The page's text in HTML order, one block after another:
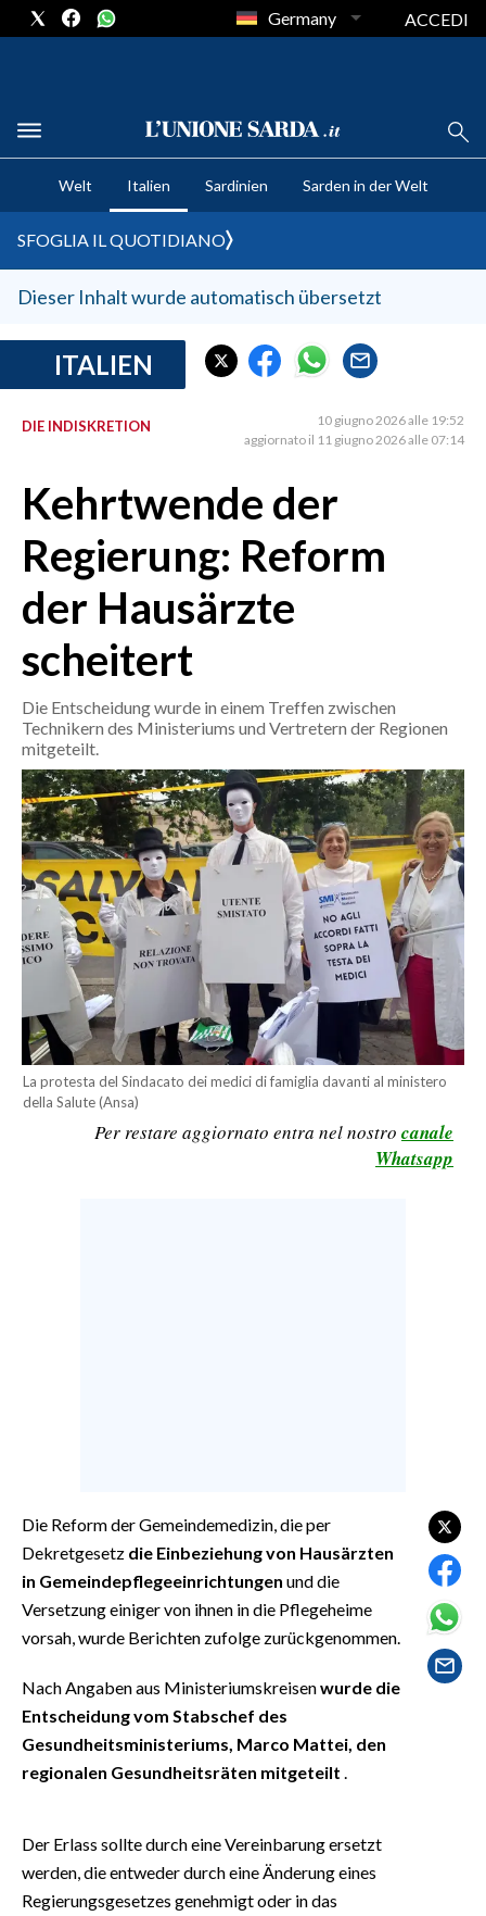
CRONACA SARDEGNA
CAGLIARI
SULCIS IGLESIENTE
MEDIO CAMPIDANO
SASSARI E PROVINCIA
GALLURA
NUORO E PROVINCIA
AGENDA
ITALIA
MONDO
POLITICA
ECONOMIA
SERVIZI ALLE IMPRESE
LAVORO
BANDI
SPORT IN SARDEGNA
SPORT
RISULTATI E CLASSIFICHE
CALCIO
CALCIO REGIONALE
BASKET
VOLLEY
#CARAUNIONE
INSULARITÀ
VIDEO
ABBONATI
PUBBLICITÀ
SPIAGGE
Germany ACCEDI
Welt Italien Sardinien Sarden in der Welt
SFOGLIA IL QUOTIDIANO
Dieser Inhalt wurde automatisch übersetzt
ITALIEN
DIE INDISKRETION
10 giugno 2026 alle 19:52
aggiornato il 11 giugno 2026 alle 07:14
Kehrtwende der
Regierung: Reform
der Hausärzte
scheitert
Die Entscheidung wurde in einem Treffen zwischen
Technikern des Ministeriums und Vertretern der Regionen
mitgeteilt.
La protesta del Sindacato dei medici di famiglia davanti al ministero
della Salute (Ansa)
Per restare aggiornato entra nel nostro canale
Whatsapp
Die Reform der Gemeindemedizin, die per
Dekretgesetz die Einbeziehung von Hausärzten
in Gemeindepflegeeinrichtungen und die
Versetzung einiger von ihnen in die Pflegeheime
vorsah, wurde Berichten zufolge zurückgenommen.
Nach Angaben aus Ministeriumskreisenwurde die
Entscheidung vom Stabschef des
Gesundheitsministeriums, Marco Mattei, den
regionalen Gesundheitsräten mitgeteilt
Der Erlass sollte durch eine Vereinbarung ersetzt
werden, die entweder durch eine Änderung eines
Regierungsgesetzes genehmigt oder in das